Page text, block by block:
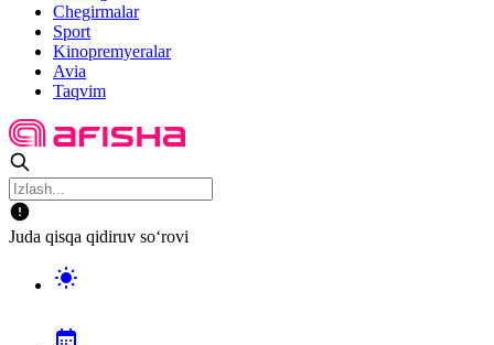
Chegirmalar
Sport
Kinopremyeralar
Avia
Taqvim
Juda qisqa qidiruv so‘rovi